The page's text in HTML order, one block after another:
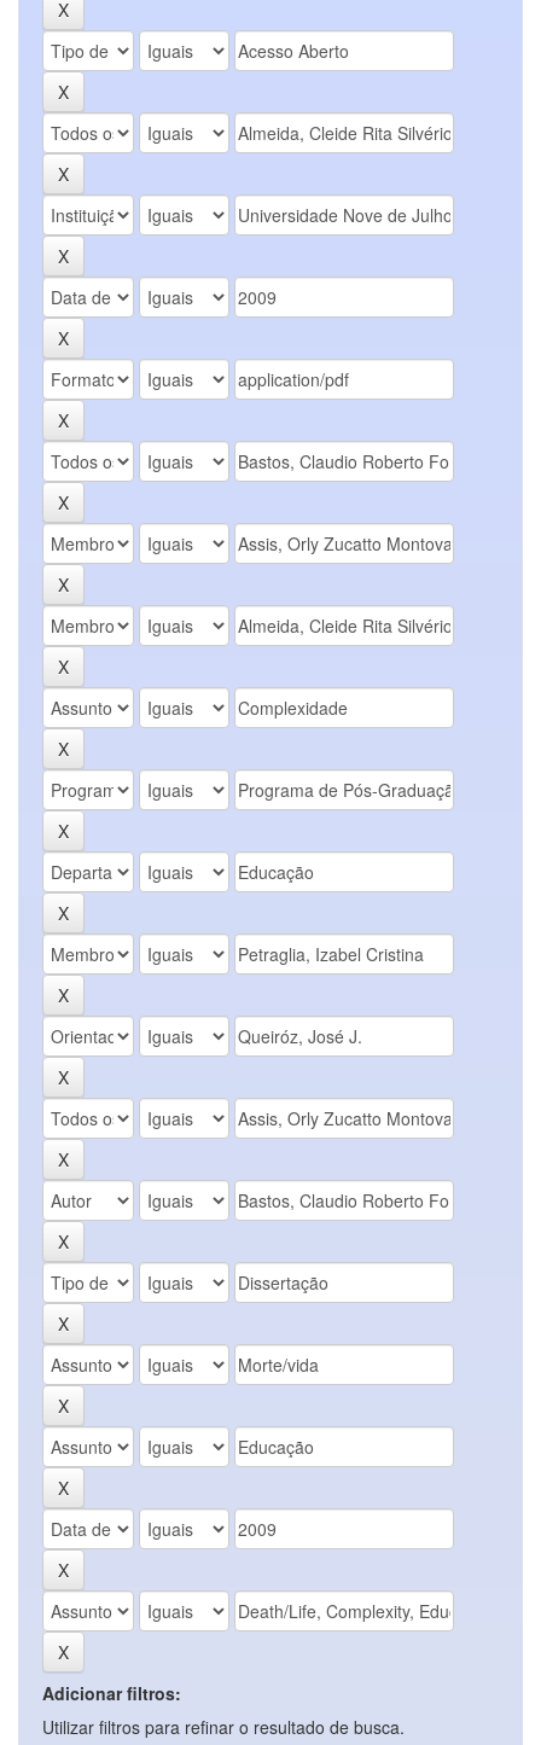
Adicionar filtros:
Utilizar filtros para refinar o resultado de busca.